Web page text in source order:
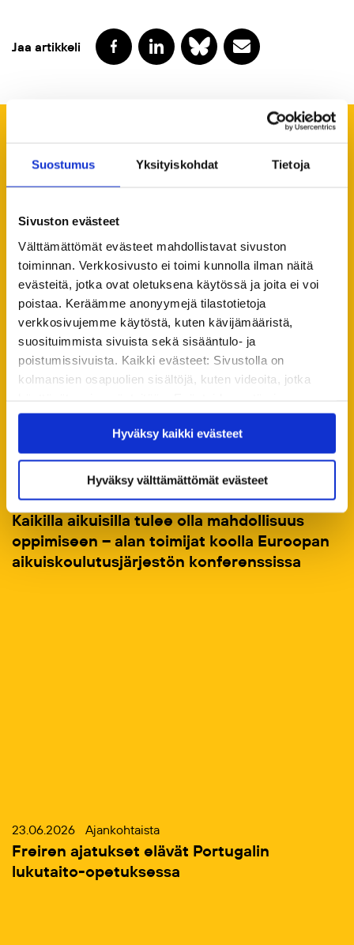
Suostumus Yksityiskohdat Tietoja
Sivuston evästeet
Välttämättömät evästeet mahdollistavat sivuston
toiminnan. Verkkosivusto ei toimi kunnolla ilman näitä
evästeitä, jotka ovat oletuksena käytössä ja joita ei voi
poistaa. Keräämme anonyymejä tilastotietoja
verkkosivujemme käytöstä, kuten kävijämääristä,
suosituimmista sivuista sekä sisääntulo- ja
poistumissivuista. Kaikki evästeet: Sivustolla on
kolmansien osapuolien sisältöjä, kuten videoita, jotka
saattaa estää näiden sisältöjen näkymisen.
Hyväksymällä kaikki evästeet varmistat, että kaikki
sisältö on käytettävissäsi.
Hyväksy kaikki evästeet
Hyväksy välttämättömät evästeet
Jaa artikkeli
Suosittelemme lukemaan
seuraavaksi
24.06.2026 Ajankohtaista
Kaikilla aikuisilla tulee olla mahdollisuus
oppimiseen – alan toimijat koolla Euroopan
aikuiskoulutusjärjestön konferenssissa
23.06.2026 Ajankohtaista
Freiren ajatukset elävät Portugalin
lukutaito-opetuksessa